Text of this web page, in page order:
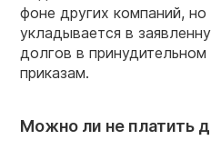
фоне других компаний, но
укладывается в
долгов в
приказам.
Можно ли не платить